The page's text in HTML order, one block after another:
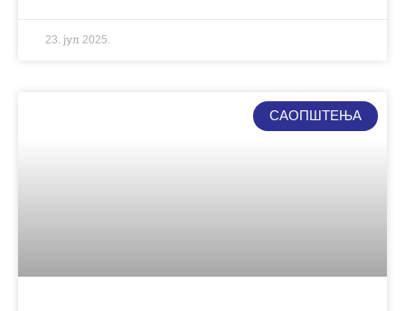
23. јул 2025.
САОПШТЕЊА